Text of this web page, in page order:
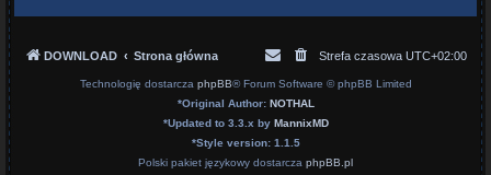
DOWNLOAD Strona główna Strefa czasowa UTC+02:00
Technologię dostarcza phpBB® Forum Software © phpBB Limited
*Original Author: NOTHAL
*Updated to 3.3.x by MannixMD
*Style version: 1.1.5
Polski pakiet językowy dostarcza phpBB.pl